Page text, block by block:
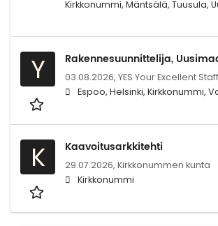
Kirkkonummi, Mäntsälä, Tuusula,
Y Rakennesuunnittelija,
03.08.2026, YES Your Excellent
Espoo, Helsinki, Kirkkonummi,
K Kaavoitusarkkitehti
29.07.2026, Kirkkonummen kunta
Kirkkonummi